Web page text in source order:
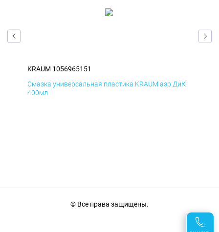
KRAUM 1056965151
Смазка универсальная пластика KRAUM аэр ДиК
400мл
© Все права защищены.